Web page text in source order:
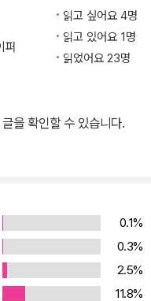
이전과는 전혀 다른 세계
된다. 그 길 위에 머무를 것
계절 중학년문고’의 스물한
로 들어가는 문 앞에 서기
가난하지만 그림 그리기
법 물감을 손에 넣으면서
화의 전범으로 인정받은
읽은 책 가운데 아이에게
안 꾸준한 사랑을 받고 있으
료 역시 어린이가 성장하
한 바 있다. 세상에 나온 지
퍼
읽고 싶어요 4명
읽고 있어요 1명
읽었어요 23명
을 확인할 수 있습니다.
0.1%
0.3%
2.5%
11.8%